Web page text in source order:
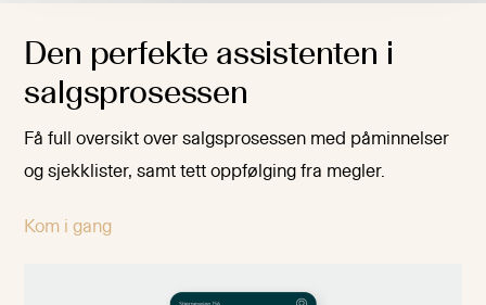
Den perfekte assistenten i
salgsprosessen
Få full oversikt over salgsprosessen med påminnelser
og sjekklister, samt tett oppfølging fra megler.
Kom i gang